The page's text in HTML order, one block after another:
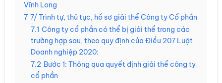
Vĩnh Long
7 7/ Trình tự, thủ tục, hồ sơ giải thể Công ty Cổ phần
7.1 Công ty cổ phần có thể bị giải thể trong các
trường hợp sau, theo quy định của Điều 207 Luật
Doanh nghiệp 2020:
7.2 Bước 1: Thông qua quyết định giải thể công ty
cổ phần